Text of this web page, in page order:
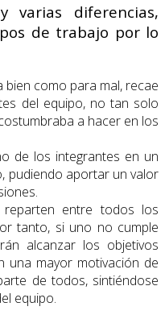
varias diferencias,
de trabajo por lo
bien como para mal, recae
del equipo, no tan solo
a hacer en los
de los integrantes en un
pudiendo aportar un valor
reparten entre todos los
tanto, si uno no cumple
alcanzar los objetivos
una mayor motivación de
de todos, sintiéndose
equipo.